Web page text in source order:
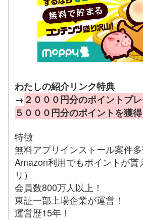
わたしの紹介リンク特典
→ ２０００円分のポイントプ
５０００円分のポイントを獲得
特徴
無料アプリインストール案件多
Amazon利用でもポイントが貰
リ）
会員数800万人以上！
東証一部上場企業が運営！
運営歴15年！